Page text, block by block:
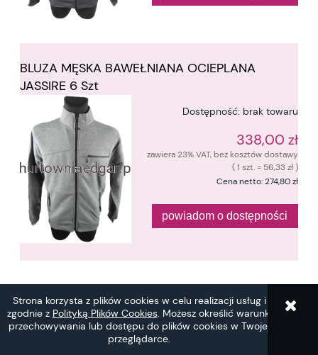
Strona korzysta z plików cookies w celu realizacji usług i
zgodnie z Polityką Plików Cookies. Możesz określić warunki
przechowywania lub dostępu do plików cookies w Twojej
przeglądarce.
BLUZA MĘSKA BAWEŁNIANA OCIEPLANA
JASSIRE 6 Szt
Dostępność: brak towaru
338,00 zł
zawiera 23% VAT, bez kosztów dostawy
( 1 szt. = 56,33 zł )
Cena netto:274,80 zł
powiadom o dostępności
JASSIRE 6 Szt
Dostępność: brak towaru